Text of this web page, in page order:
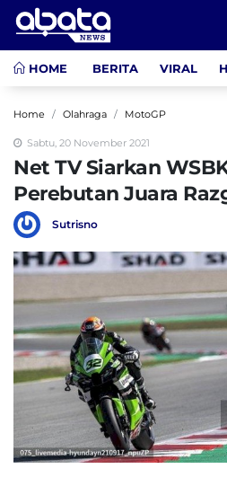
HOME BERITA VIRAL
Home Olahraga MotoGP
Sabtu, 20 November 2021
Net TV Siarkan
Perebutan Juara
Sutrisno